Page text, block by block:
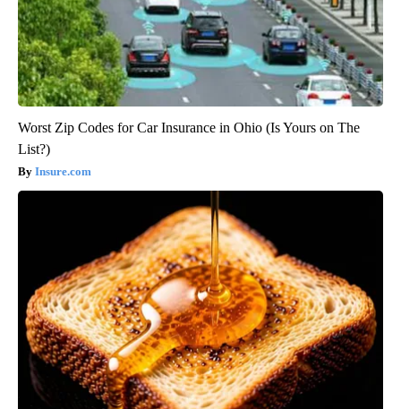
Worst Zip Codes for Car Insurance in Ohio (Is Yours on The
List?)
Insure.com